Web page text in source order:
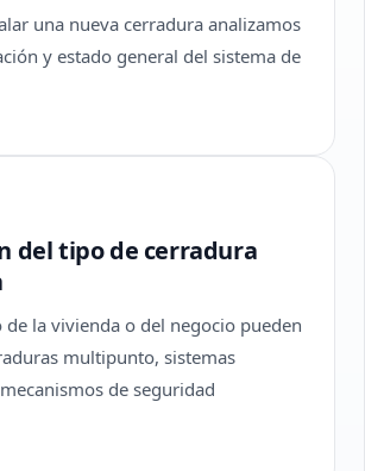
una nueva cerradura analizamos
y estado general del sistema de
del tipo de cerradura
de la vivienda o del negocio pueden
multipunto, sistemas
de seguridad